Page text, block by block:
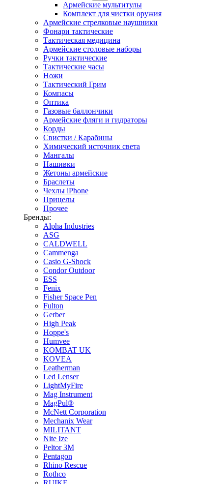
Армейские мультитулы
Комплект для чистки оружия
Армейские стрелковые наушники
Фонари тактические
Тактическая медицина
Армейские столовые наборы
Ручки тактические
Тактические часы
Ножи
Тактический Грим
Компасы
Оптика
Газовые баллончики
Армейские фляги и гидраторы
Корды
Свистки / Карабины
Химический источник света
Мангалы
Нашивки
Жетоны армейские
Браслеты
Чехлы iPhone
Прицелы
Прочее
Бренды:
Alpha Industries
ASG
CALDWELL
Cammenga
Casio G-Shock
Condor Outdoor
ESS
Fenix
Fisher Space Pen
Fulton
Gerber
High Peak
Hoppe's
Humvee
KOMBAT UK
KOVEA
Leatherman
Led Lenser
LightMyFire
Mag Instrument
MagPul®
McNett Corporation
Mechanix Wear
MILITANT
Nite Ize
Peltor 3M
Pentagon
Rhino Rescue
Rothco